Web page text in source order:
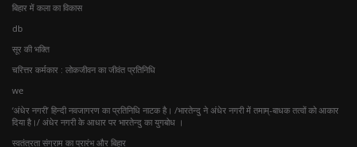
बिहार में कला का विकास
db
सूर की भक्ति
चरित्तर कर्मकार : लोकजीवन का जीवंत प्रतिनिधि
we
‘अंधेर नगरी’ हिन्दी नवजागरण का प्रतिनिधि नाटक है। /भारतेन्दु ने अंधेर नगरी में तमाम्-बाधक तत्वों को आकार
दिया है।/ अंधेर नगरी के आधार पर भारतेन्दु का युगबोध ।
स्वतंत्रता संग्राम का प्रारंभ और बिहार